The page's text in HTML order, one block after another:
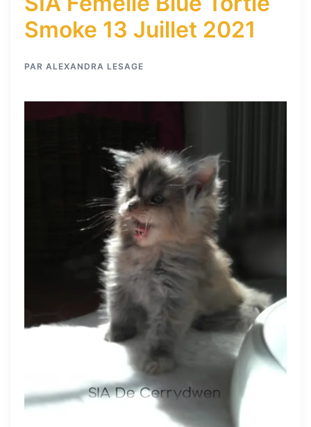
Smoke 13 Juillet 2021
PAR ALEXANDRA LESAGE